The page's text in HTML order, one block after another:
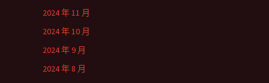
2024 年 11 月
2024 年 10 月
2024 年 9 月
2024 年 8 月